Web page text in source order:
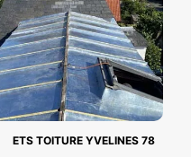
ETS TOITURE YVELINES 78